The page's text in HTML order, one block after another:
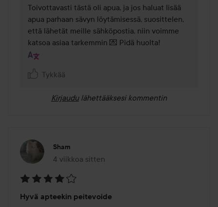
Toivottavasti tästä oli apua, ja jos haluat lisää
apua parhaan sävyn löytämisessä, suosittelen,
että lähetät meille sähköpostia, niin voimme
katsoa asiaa tarkemmin 💌 Pidä huolta!
Tykkää
Kirjaudu lähettääksesi kommentin
Sham
4 viikkoa sitten
Viesti luotiin 4 viikkoa sitten
4
Hyvä apteekin peitevoide